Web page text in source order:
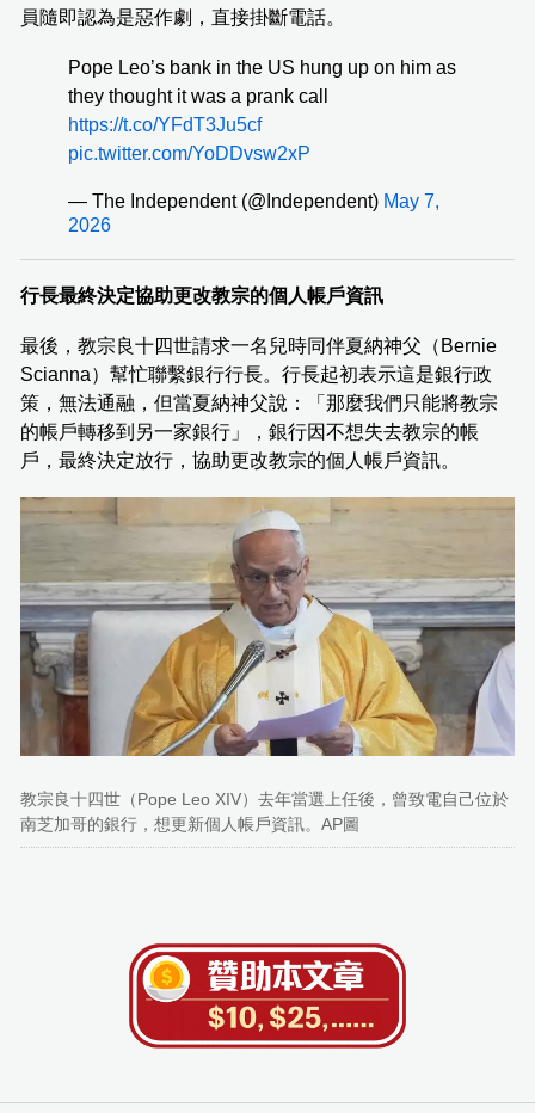
員隨即認為是惡作劇，直接掛斷電話。
Pope Leo’s bank in the US hung up on him as
they thought it was a prank call
https://t.co/YFdT3Ju5cf
pic.twitter.com/YoDDvsw2xP
— The Independent (@Independent) May 7,
2026
行長最終決定協助更改教宗的個人帳戶資訊
最後，教宗良十四世請求一名兒時同伴夏納神父（Bernie
Scianna）幫忙聯繫銀行行長。行長起初表示這是銀行政
策，無法通融，但當夏納神父說：「那麼我們只能將教宗
的帳戶轉移到另一家銀行」，銀行因不想失去教宗的帳
戶，最終決定放行，協助更改教宗的個人帳戶資訊。
教宗良十四世（Pope Leo XIV）去年當選上任後，曾致電自己位於
南芝加哥的銀行，想更新個人帳戶資訊。AP圖